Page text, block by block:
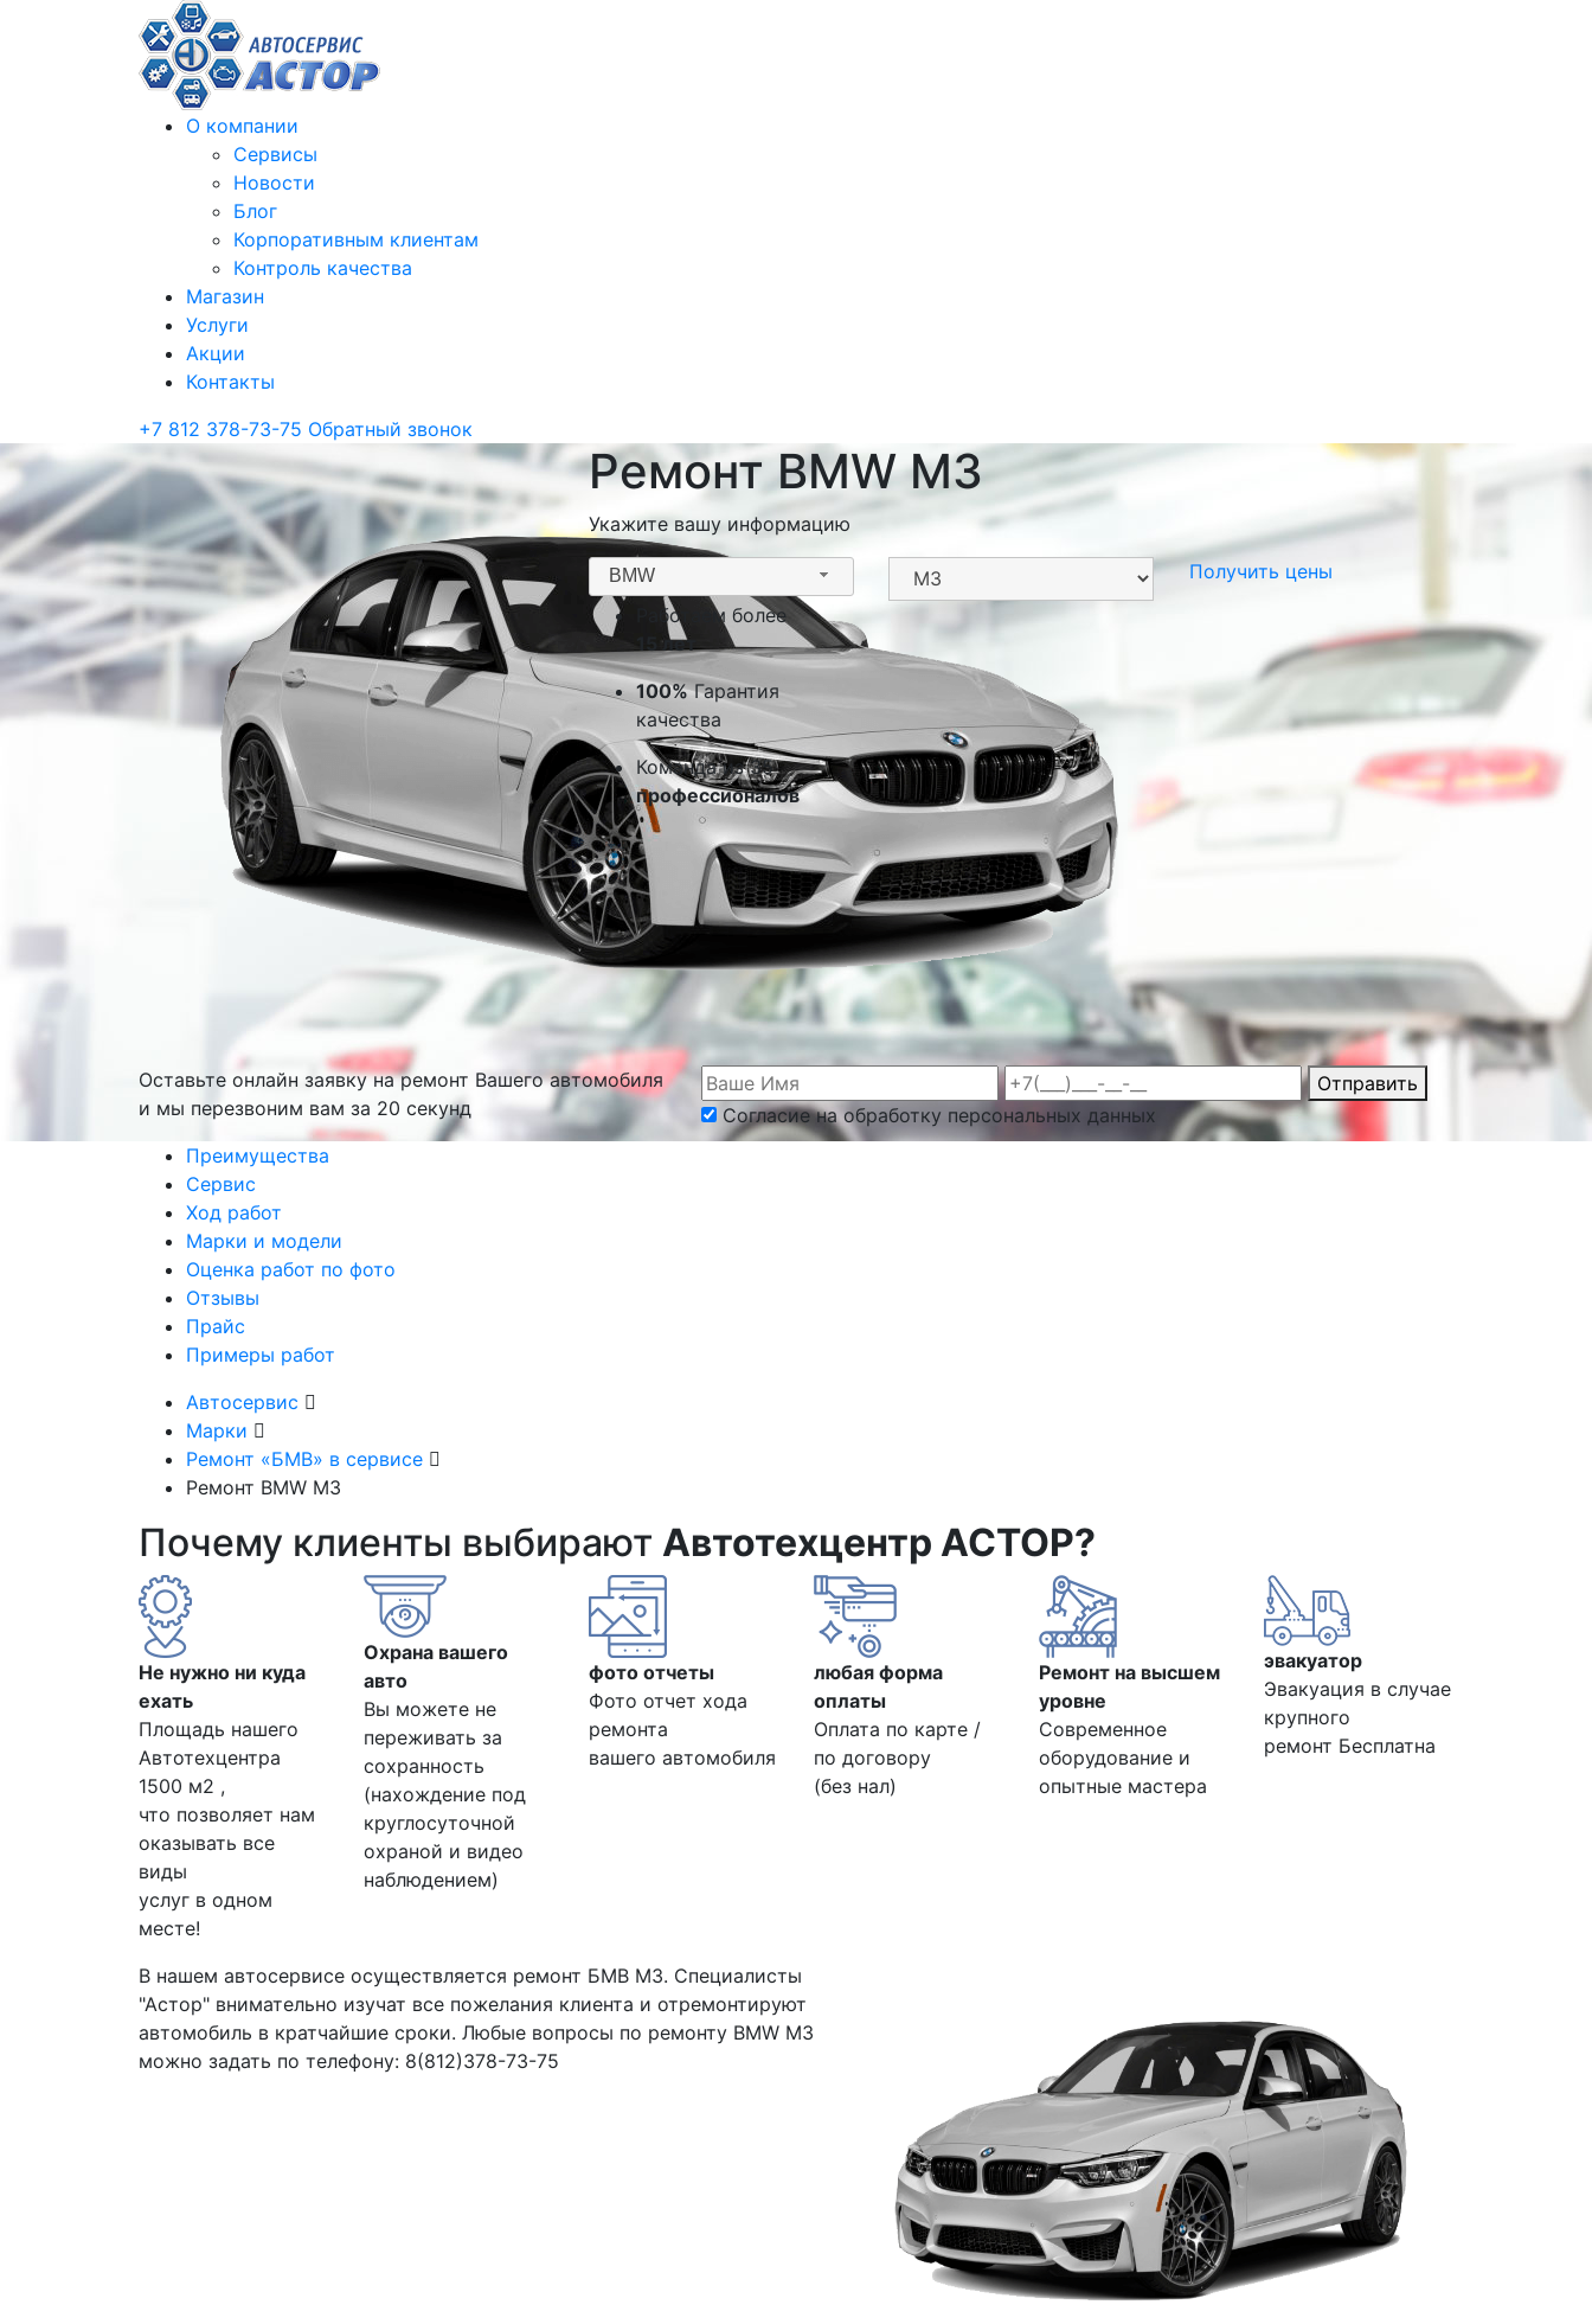
О компании
Сервисы
Новости
Блог
Корпоративным клиентам
Контроль качества
Магазин
Услуги
Акции
Контакты
+7 812 378-73-75 Обратный звонок
Ремонт BMW M3
Укажите вашу информацию
BMW
Получить цены
Работаем более
15 лет
100%Гарантия
качества
Команда из 35
профессионалов
Оставьте онлайн заявку на ремонт Вашего автомобиля
и мы перезвоним вам за 20 секунд
Отправить
Согласие на обработку персональных данных
Преимущества
Сервис
Ход работ
Марки и модели
Оценка работ по фото
Отзывы
Прайс
Примеры работ
Автосервис
Марки
Ремонт «БМВ» в сервисе
Ремонт BMW M3
Почему клиенты выбирают Автотехцентр АСТОР?
Не нужно ни куда
ехать
Площадь нашего
Автотехцентра
1500 м2 ,
что позволяет нам
оказывать все
виды
услуг в одном
месте!
Охрана вашего
авто
Вы можете не
переживать за
сохранность
(нахождение под
круглосуточной
охраной и видео
наблюдением)
фото отчеты
Фото отчет хода
ремонта
вашего автомобиля
любая форма
оплаты
Оплата по карте /
по договору
(без нал)
Ремонт на высшем
уровне
Современное
оборудование и
опытные мастера
эвакуатор
Эвакуация в случае
крупного
ремонт Бесплатна
В нашем автосервисе осуществляется ремонт БМВ М3. Специалисты
"Астор" внимательно изучат все пожелания клиента и отремонтируют
автомобиль в кратчайшие сроки. Любые вопросы по ремонту BMW M3
можно задать по телефону: 8(812)378-73-75